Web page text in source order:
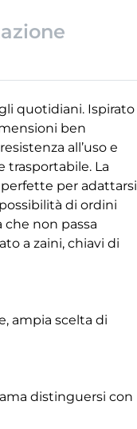
quotidiani. Ispirato
ben
all’uso e
trasportabile. La
per adattarsi
di ordini
non passa
a zaini, chiavi di
ampia scelta di
distinguersi con